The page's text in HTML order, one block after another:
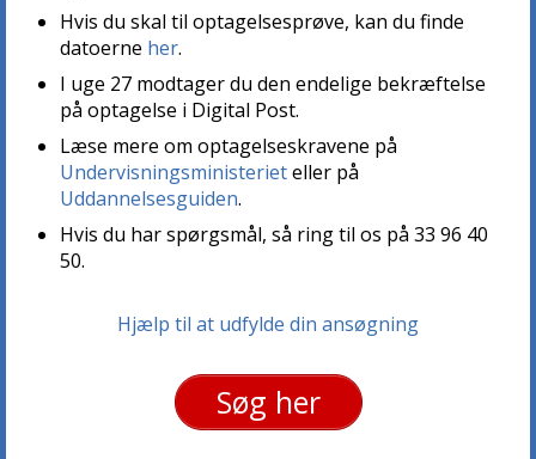
Hvis du skal til optagelsesprøve, kan du finde
datoerne her.
I uge 27 modtager du den endelige bekræftelse
på optagelse i Digital Post.
Læse mere om optagelseskravene på
Undervisningsministerieteller på
Uddannelsesguiden.
Hvis du har spørgsmål, så ring til os på 33 96 40
50.
Hjælp til at udfylde din ansøgning
Søg her